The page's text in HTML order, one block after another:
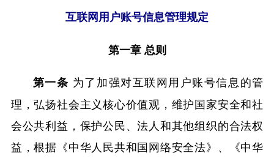
互联网用户账号信息管理规定
第一章 总则
第一条 为了加强对互联网用户账号信息的管
理，弘扬社会主义核心价值观，维护国家安全和社
会公共利益，保护公民、法人和其他组织的合法权
益，根据《中华人民共和国网络安全法》、《中华